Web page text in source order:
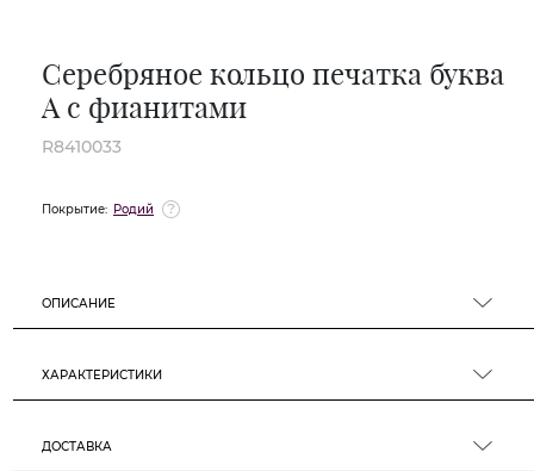
Серебряное кольцо печатка буква
А с фианитами
R8410033
Покрытие: Родий
ОПИСАНИЕ
ХАРАКТЕРИСТИКИ
ДОСТАВКА